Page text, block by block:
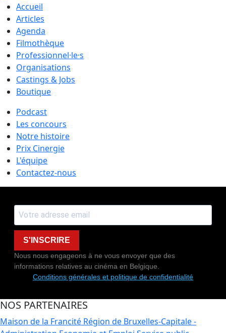
Accueil
Articles
Agenda
Filmothèque
Professionnel·le·s
Organisations
Castings & Jobs
Boutique
Podcast
Les concours
Notre histoire
Prix Cinergie
L'équipe
Contactez-nous
S'INSCRIRE
Nous nous engageons à ne vous envoyer que des
informations relatives au cinéma en Belgique.
Conditions générales et politique de confidentialité
NOS PARTENAIRES
Maison de la Francité Région de Bruxelles-Capitale -